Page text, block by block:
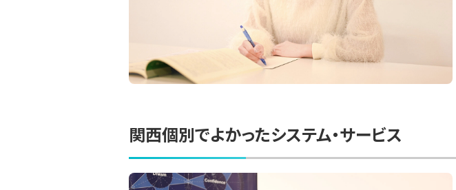
関西個別でよかったシステム・サービス